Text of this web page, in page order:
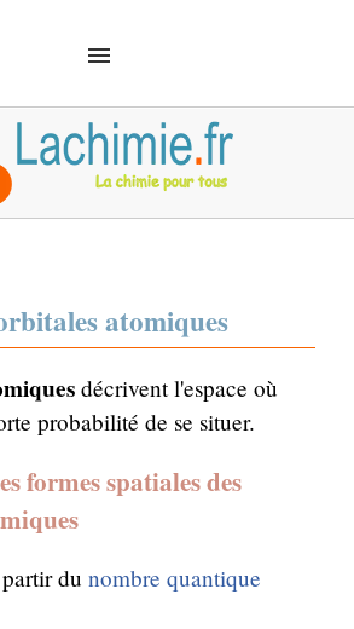
ACCUEIL
SOLUTIONS
CHIMIE ANALYTIQUE
CHIMIE ORGANIQUE
QUANTIQUE
atomiques
décrivent l'espace où
probabilité de se situer.
formes spatiales des
partir dunombre quantique